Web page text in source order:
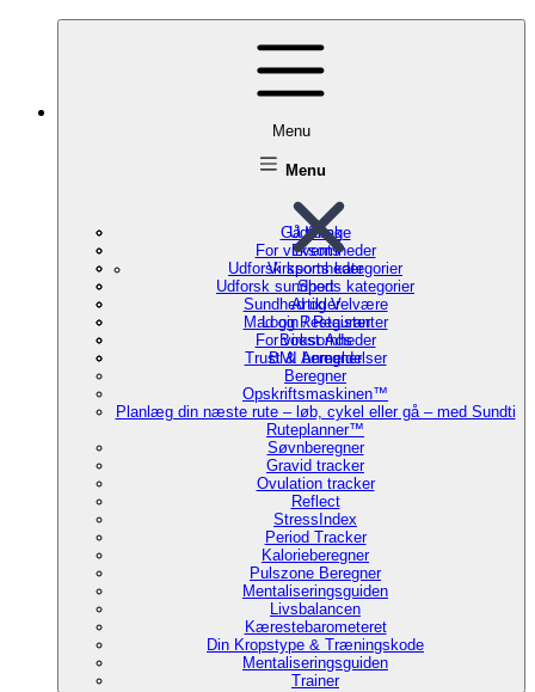
Menu
Menu
Udforsk
Events
Udforsk sports kategorier
Udforsk sundheds kategorier
Artikler
Login / Register
For virksomheder
BMI beregner
Beregner
Opskriftsmaskinen™
Planlæg din næste rute – løb, cykel eller gå – med Sundti
Ruteplanner™
Søvnberegner
Gravid tracker
Ovulation tracker
Reflect
StressIndex
Period Tracker
Kalorieberegner
Pulszone Beregner
Mentaliseringsguiden
Livsbalancen
Kærestebarometeret
Din Kropstype & Træningskode
Mentaliseringsguiden
Trainer
Gå tilbage
For virksomheder
Virksomheder
Sport
Sundhed og Velvære
Mad og Restauranter
Boost Ads
Trust & Anmeldelser